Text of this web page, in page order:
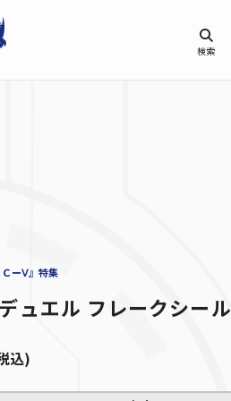
検索
ーⅤ』特集
ュエル フレークシール
込)